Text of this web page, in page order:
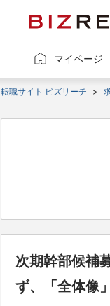
マイページ
転職サイト ビズリーチ >
次期幹部候補
ず、「全体像